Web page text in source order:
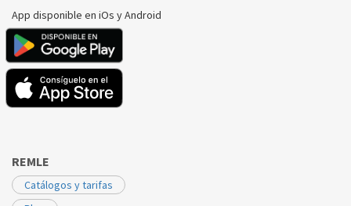
App disponible en iOs y Android
REMLE
Catálogos y tarifas